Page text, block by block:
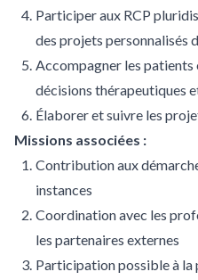
Participer aux RCP
des projets personnalisés
Accompagner les patients
décisions thérapeutiques
Élaborer et suivre les
Missions associées :
Contribution aux
instances
Coordination avec les
les partenaires externes
Participation possible à la